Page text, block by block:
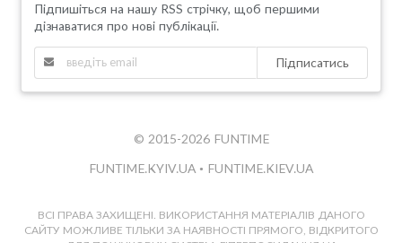
Підпишіться на нашу RSS стрічку, щоб першими
дізнаватися про нові публікації.
Підписатись
© 2015-2026 FUNTIME
FUNTIME.KYIV.UA • FUNTIME.KIEV.UA
ВСІ ПРАВА ЗАХИЩЕНІ. ВИКОРИСТАННЯ МАТЕРІАЛІВ ДАНОГО
САЙТУ МОЖЛИВЕ ТІЛЬКИ ЗА НАЯВНОСТІ ПРЯМОГО, ВІДКРИТОГО